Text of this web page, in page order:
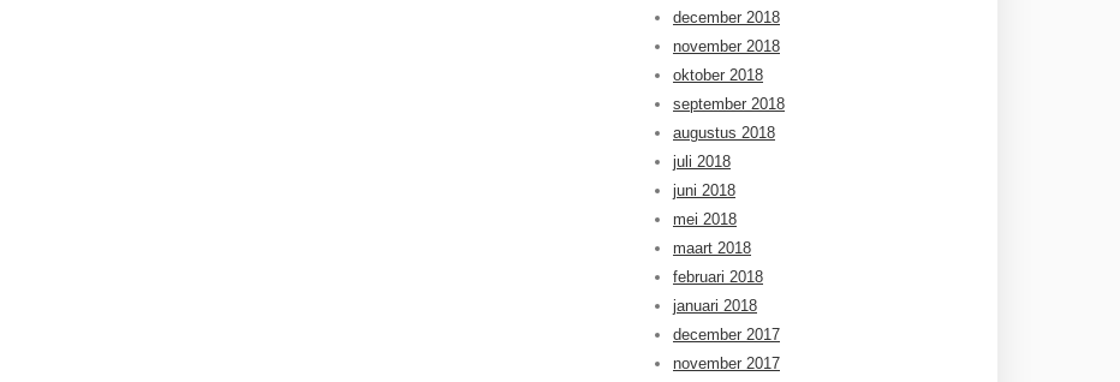
december 2018
november 2018
oktober 2018
september 2018
augustus 2018
juli 2018
juni 2018
mei 2018
maart 2018
februari 2018
januari 2018
december 2017
november 2017